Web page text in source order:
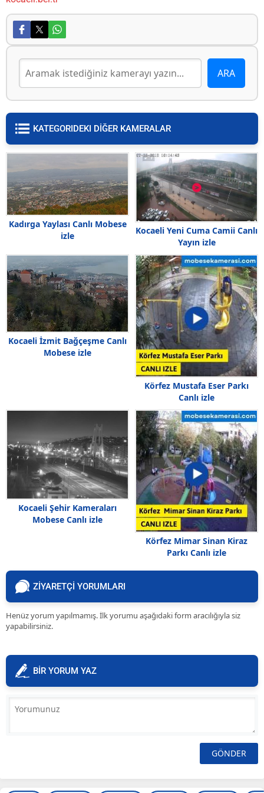
KATEGORIDEKI DİĞER KAMERALAR
Kadırga Yaylası Canlı Mobese
izle
Kocaeli Yeni Cuma Camii Canlı
Yayın izle
Kocaeli İzmit Bağçeşme Canlı
Mobese izle
Körfez Mustafa Eser Parkı
Canlı izle
Kocaeli Şehir Kameraları
Mobese Canlı izle
Körfez Mimar Sinan Kiraz
Parkı Canlı izle
ZİYARETÇİ YORUMLARI
Henüz yorum yapılmamış. İlk yorumu aşağıdaki form aracılığıyla siz
yapabilirsiniz.
BİR YORUM YAZ